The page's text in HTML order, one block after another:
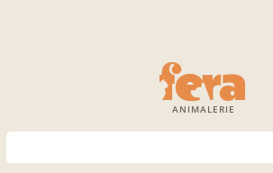
ANIMALERIE